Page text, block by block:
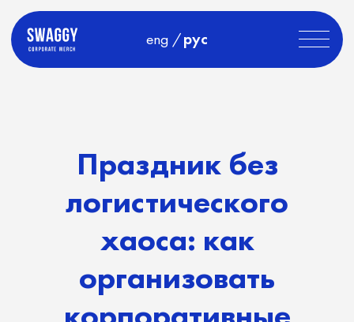
хаоса: как
организовать
подарки для
филиалов в разных
странах